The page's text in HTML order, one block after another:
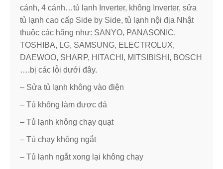
cánh, 4 cánh…tủ lạnh Inverter, không Inverter, sửa
tủ lạnh cao cấp Side by Side, tủ lạnh nội địa Nhật
thuộc các hãng như: SANYO, PANASONIC,
TOSHIBA, LG, SAMSUNG, ELECTROLUX,
DAEWOO, SHARP, HITACHI, MITSIBISHI, BOSCH
….bị các lỗi dưới đây.
– Sửa tủ lạnh không vào điện
– Tủ không làm được đá
– Tủ lạnh không chạy quạt
– Tủ chạy không ngắt
– Tủ lạnh ngắt xong lại không chạy